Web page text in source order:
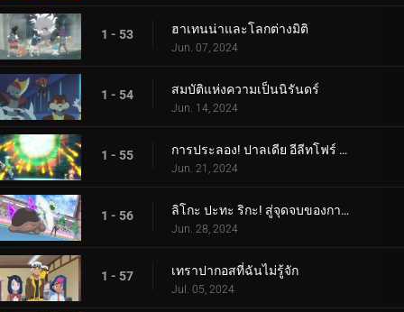
1 - 53 ฮาเทนน่าและโลกต่างมิติ
Jun. 07, 2024
1 - 54 สมบัติแห่งความเป็นนิรันดร์
Jun. 14, 2024
1 - 55 การประลอง! ปาลเดีย อีลีทโฟร์ (1)
Jun. 21, 2024
1 - 56 ลิโกะ ปะทะ ริกะ! สู่จุดจบของการต่อสู้ (2)
Jun. 28, 2024
1 - 57 เทราปากอสที่ฉันไม่รู้จัก
Jul. 05, 2024